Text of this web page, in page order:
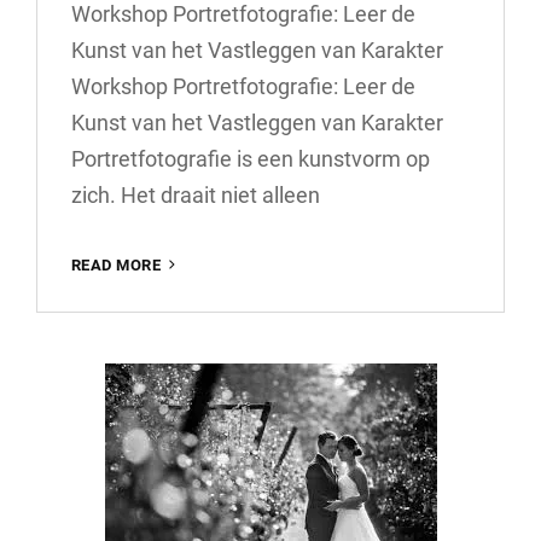
Workshop Portretfotografie: Leer de
Kunst van het Vastleggen van Karakter
Workshop Portretfotografie: Leer de
Kunst van het Vastleggen van Karakter
Portretfotografie is een kunstvorm op
zich. Het draait niet alleen
READ MORE
ONTDEK
KUNST
VAN
HET
VASTLEGGEN
VAN
KARAKTER